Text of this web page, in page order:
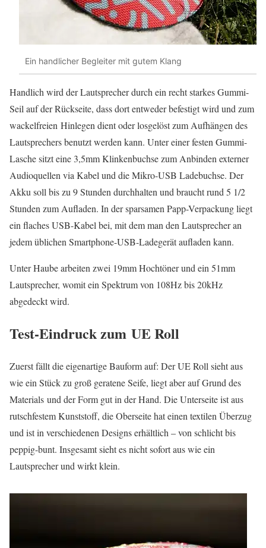
Ein handlicher Begleiter mit gutem Klang
Handlich wird der Lautsprecher durch ein recht starkes Gummi-
Seil auf der Rückseite, dass dort entweder befestigt wird und zum
wackelfreien Hinlegen dient oder losgelöst zum Aufhängen des
Lautsprechers benutzt werden kann. Unter einer festen Gummi-
Lasche sitzt eine 3,5mm Klinkenbuchse zum Anbinden externer
Audioquellen via Kabel und die Mikro-USB Ladebuchse. Der
Akku soll bis zu 9 Stunden durchhalten und braucht rund 5 1/2
Stunden zum Aufladen. In der sparsamen Papp-Verpackung liegt
ein flaches USB-Kabel bei, mit dem man den Lautsprecher an
jedem üblichen Smartphone-USB-Ladegerät aufladen kann.
Unter Haube arbeiten zwei 19mm Hochtöner und ein 51mm
Lautsprecher, womit ein Spektrum von 108Hz bis 20kHz
abgedeckt wird.
Test-Eindruck zum UE Roll
Zuerst fällt die eigenartige Bauform auf: Der UE Roll sieht aus
wie ein Stück zu groß geratene Seife, liegt aber auf Grund des
Materials und der Form gut in der Hand. Die Unterseite ist aus
rutschfestem Kunststoff, die Oberseite hat einen textilen Überzug
und ist in verschiedenen Designs erhältlich – von schlicht bis
peppig-bunt. Insgesamt sieht es nicht sofort aus wie ein
Lautsprecher und wirkt klein.